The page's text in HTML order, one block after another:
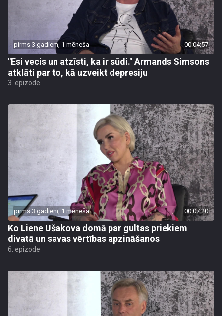
pirms 3 gadiem, 1 mēneša 00:04:57
"Esi vecis un atzīsti, ka ir sūdi." Armands Simsons
atklāti par to, kā uzveikt depresiju
3. epizode
pirms 3 gadiem, 1 mēneša 00:07:20
Ko Liene Ušakova domā par gultas priekiem
divatā un savas vērtības apzināšanos
6. epizode